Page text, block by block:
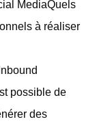
MediaQuels
à réaliser
possible de
des